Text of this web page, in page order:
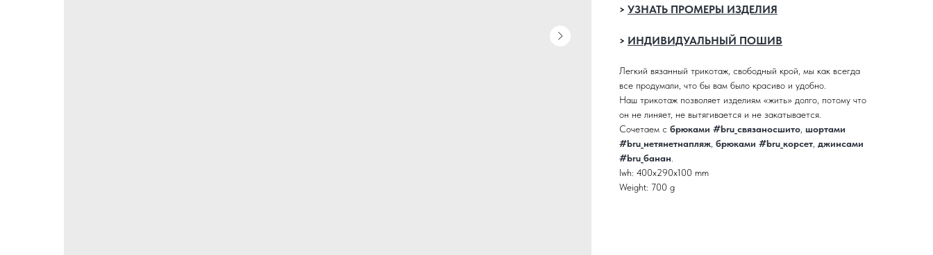
> УЗНАТЬ ПРОМЕРЫ ИЗДЕЛИЯ
> ИНДИВИДУАЛЬНЫЙ ПОШИВ
Легкий вязанный трикотаж, свободный крой, мы как всегда
все продумали, что бы вам было красиво и удобно.
Наш трикотаж позволяет изделиям «жить» долго, потому что
он не линяет, не вытягивается и не закатывается.
Сочетаем с брюками #bru_связаносшито шортами
#bru_нетянетнапляж брюками #bru_корсет джинсами
#bru_банан
lwh: 400x290x100 mm
Weight: 700 g